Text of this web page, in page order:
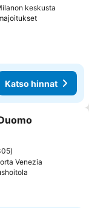
keskusta
Katso hinnat
Venezia